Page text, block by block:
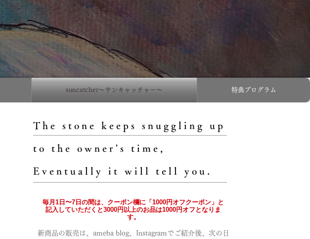
suncatcher〜サンキャッチャー〜 特典プログラム
The stone keeps snuggling up
to the owner's time,
Eventually it will tell you.
毎月1日〜7日の間は、クーポン欄に「1000円オフクーポン」と
記入していただくと3000円以上のお品は1000円オフとなりま
す。
新商品の販売は、ameba blog、Instagramでご紹介後、次の日